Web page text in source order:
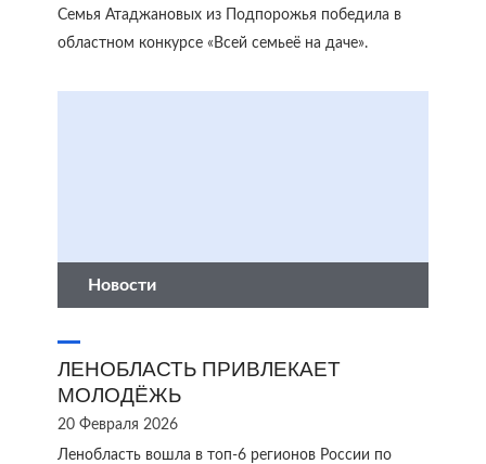
Семья Атаджановых из Подпорожья победила в
областном конкурсе «Всей семьеё на даче».
Новости
ЛЕНОБЛАСТЬ ПРИВЛЕКАЕТ
МОЛОДЁЖЬ
20 Февраля 2026
Ленобласть вошла в топ-6 регионов России по